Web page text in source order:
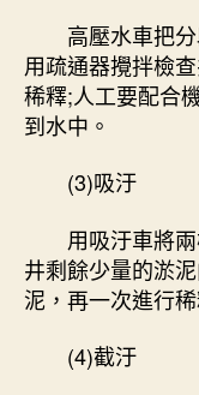
高壓水車把分
用疏通器攪拌檢
稀釋;人工要配合
到水中。
(3)吸汙
用吸汙車將兩
井剩餘少量的淤
泥，再一次進行
(4)截汙